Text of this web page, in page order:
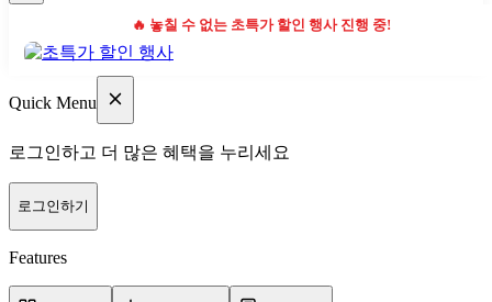
🔥 놓칠 수 없는 초특가 할인 행사 진행 중!
Quick Menu
로그인하고 더 많은 혜택을 누리세요
로그인하기
Features